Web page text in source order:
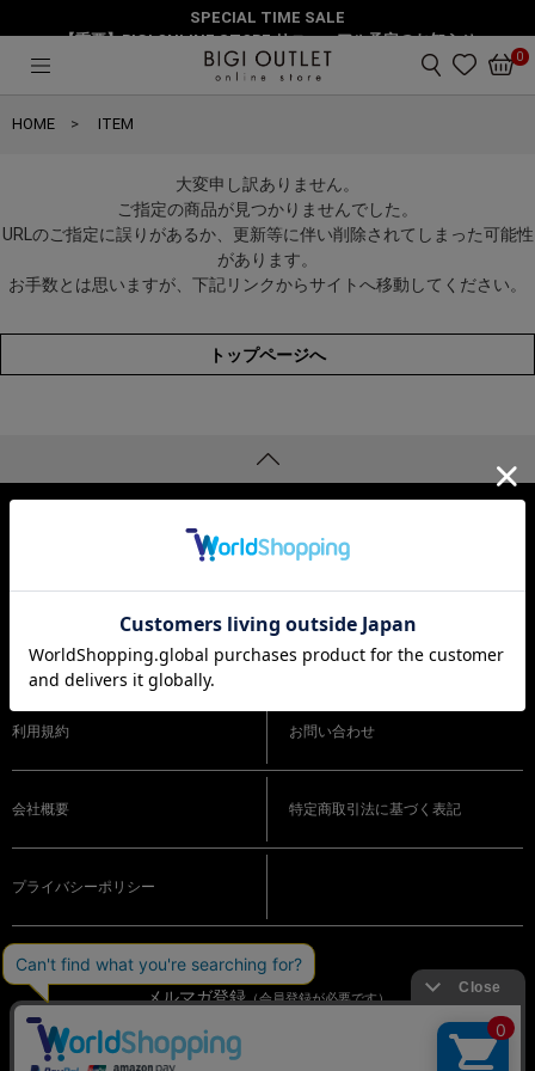
SPECIAL TIME SALE
【重要】BIGI ONLINE STORE リニューアル予定のお知らせ
0
HOME ITEM
大変申し訳ありません。
ご指定の商品が見つかりませんでした。
URLのご指定に誤りがあるか、更新等に伴い削除されてしまった可能性
があります。
お手数とは思いますが、下記リンクからサイトへ移動してください。
トップページへ
ショッピングガイド よくある質問
利用規約 お問い合わせ
会社概要 特定商取引法に基づく表記
プライバシーポリシー
メルマガ登録（会員登録が必要です）
OFFICIAL SNS